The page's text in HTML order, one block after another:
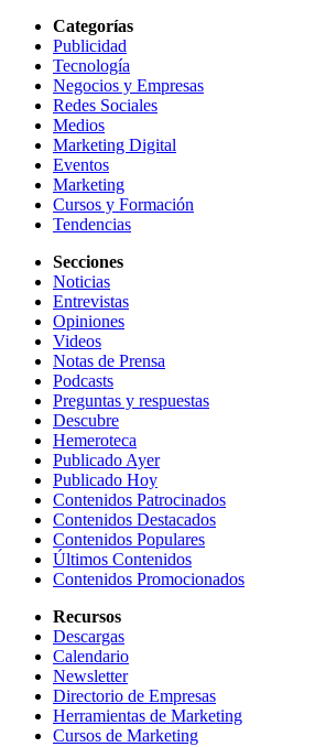
Categorías
Publicidad
Tecnología
Negocios y Empresas
Redes Sociales
Medios
Marketing Digital
Eventos
Marketing
Cursos y Formación
Tendencias
Secciones
Noticias
Entrevistas
Opiniones
Videos
Notas de Prensa
Podcasts
Preguntas y respuestas
Descubre
Hemeroteca
Publicado Ayer
Publicado Hoy
Contenidos Patrocinados
Contenidos Destacados
Contenidos Populares
Últimos Contenidos
Contenidos Promocionados
Recursos
Descargas
Calendario
Newsletter
Directorio de Empresas
Herramientas de Marketing
Cursos de Marketing